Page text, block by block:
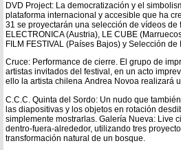
DVD Project: La democratización y el
plataforma internacional y accesible que ha
31 se proyectarán una selección de vídeos
ELECTRONICA (Austria), LE CUBE
FILM FESTIVAL (Países Bajos) y Selección
Cruce: Performance de cierre. El grupo de
artistas invitados del festival, en un acto
ello la artista chilena Andrea Novoa realizará
C.C.C. Quinta del Sordo: Un nudo que
las diapositivas y los objetos en rotación
simplemente mostrarlas. Galería Nueva: Live
dentro-fuera-alrededor, utilizando tres
transformación natural de un bosque.